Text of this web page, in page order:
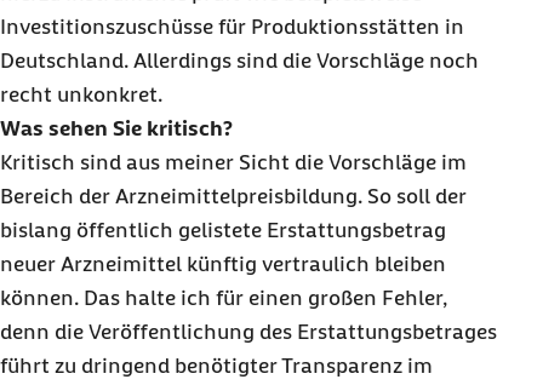
Investitionszuschüsse für Produktionsstätten in
Deutschland. Allerdings sind die Vorschläge noch
recht unkonkret.
Was sehen Sie kritisch?
Kritisch sind aus meiner Sicht die Vorschläge im
Bereich der Arzneimittelpreisbildung. So soll der
bislang öffentlich gelistete Erstattungsbetrag
neuer Arzneimittel künftig vertraulich bleiben
können. Das halte ich für einen großen Fehler,
denn die Veröffentlichung des Erstattungsbetrages
führt zu dringend benötigter Transparenz im